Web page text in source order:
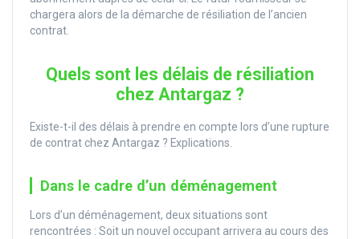
chargera alors de la démarche de résiliation de l’ancien
contrat.
Quels sont les délais de résiliation
chez Antargaz ?
Existe-t-il des délais à prendre en compte lors d’une rupture
de contrat chez Antargaz ? Explications.
Dans le cadre d’un déménagement
Lors d’un déménagement, deux situations sont
rencontrées : Soit un nouvel occupant arrivera au cours des